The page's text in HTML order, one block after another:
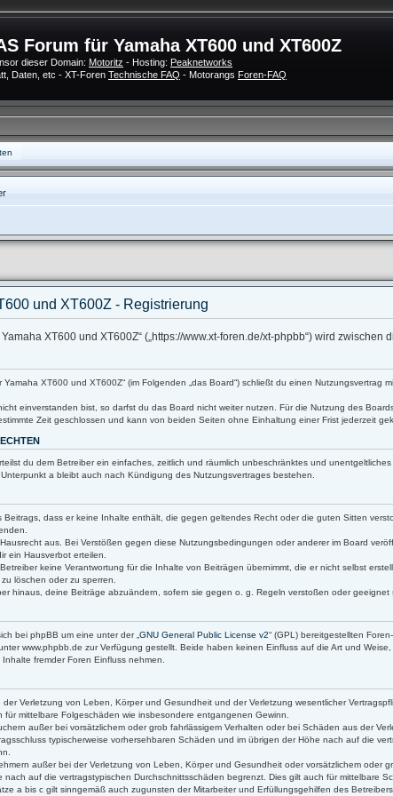
Forum für Yamaha XT600 und XT600Z
dieser Domain: Motoritz - Hosting: Peaknetworks
Daten, etc - XT-Foren Technische FAQ - Motorangs Foren-FAQ
und XT600Z - Registrierung
Yamaha XT600 und XT600Z“ („https://www.xt-foren.de/xt-phpbb“) wird
Yamaha XT600 und XT600Z“ (im Folgenden „das Board“) schließt du einen
einverstanden bist, so darfst du das Board nicht weiter nutzen. Für die Nutzung des
Zeit geschlossen und kann von beiden Seiten ohne Einhaltung einer Frist jederzeit
du dem Betreiber ein einfaches, zeitlich und räumlich unbeschränktes und
a bleibt auch nach Kündigung des Nutzungsvertrages bestehen.
Beitrags, dass er keine Inhalte enthält, die gegen geltendes Recht oder die guten Sitten
aus. Bei Verstößen gegen diese Nutzungsbedingungen oder anderer im Board
ein Hausverbot erteilen.
keine Verantwortung für die Inhalte von Beiträgen übernimmt, die er nicht selbst
löschen oder zu sperren.
hinaus, deine Beiträge abzuändern, sofern sie gegen o. g. Regeln verstoßen oder
bei phpBB um eine unter der „ GNU General Public License v2“ (GPL) bereitgestellten
www.phpbb.de zur Verfügung gestellt. Beide haben keinen Einfluss auf die Art und
fremder Foren Einfluss nehmen.
Verletzung von Leben, Körper und Gesundheit und der Verletzung wesentlicher
für mittelbare Folgeschäden wie insbesondere entgangenen Gewinn.
außer bei vorsätzlichem oder grob fahrlässigem Verhalten oder bei Schäden aus der
typischerweise vorhersehbaren Schäden und im übrigen der Höhe nach auf die
außer bei der Verletzung von Leben, Körper und Gesundheit oder vorsätzlichem oder
nach auf die vertragstypischen Durchschnittsschäden begrenzt. Dies gilt auch für mittelbare
a bis c gilt sinngemäß auch zugunsten der Mitarbeiter und Erfüllungsgehilfen des Betreibers.